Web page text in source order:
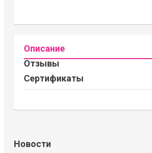
Описание
Отзывы
Сертификаты
Новости